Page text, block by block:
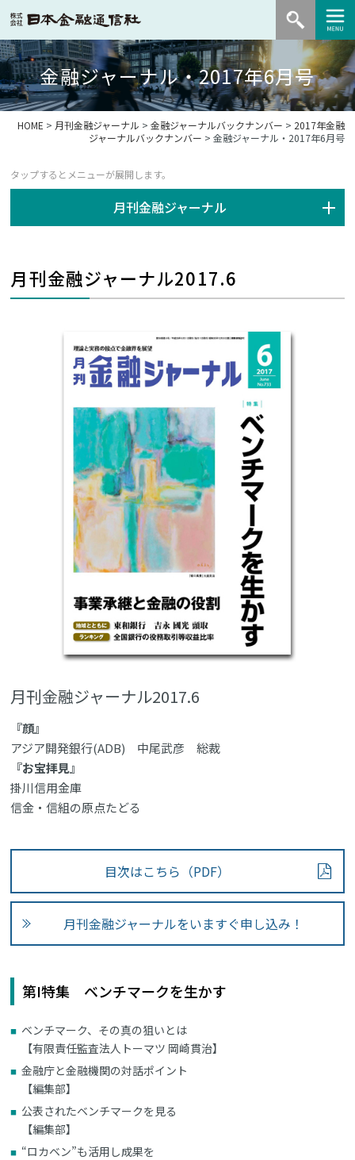
金融ジャーナル・2017年6月号
HOME > 月刊金融ジャーナル > 金融ジャーナルバックナンバー > 2017年金融
ジャーナルバックナンバー > 金融ジャーナル・2017年6月号
月刊金融ジャーナル
月刊金融ジャーナル2017.6
月刊金融ジャーナル2017.6
『顔』
アジア開発銀行(ADB) 中尾武彦 総裁
『お宝拝見』
掛川信用金庫
信金・信組の原点たどる
目次はこちら（PDF）
月刊金融ジャーナルをいますぐ申し込み！
第I特集 ベンチマークを生かす
ベンチマーク、その真の狙いとは
【有限責任監査法人トーマツ 岡崎貫治】
金融庁と金融機関の対話ポイント
【編集部】
公表されたベンチマークを見る
【編集部】
“ロカベン”も活用し成果を